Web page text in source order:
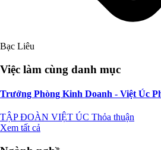
Bạc Liêu
Việc làm cùng danh mục
Trưởng Phòng Kinh Doanh - Việt Úc
TẬP ĐOÀN VIỆT ÚC Thỏa thuận
Xem tất cả